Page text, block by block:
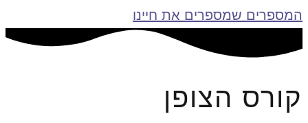
המספרים שמספרים את חיינו
קורס הצופן